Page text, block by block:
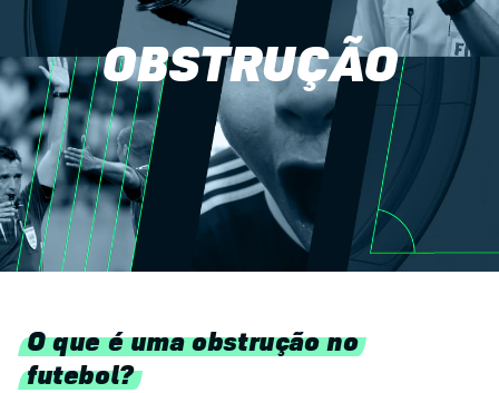
OBSTRUÇÃO
O que é uma obstrução no
futebol?